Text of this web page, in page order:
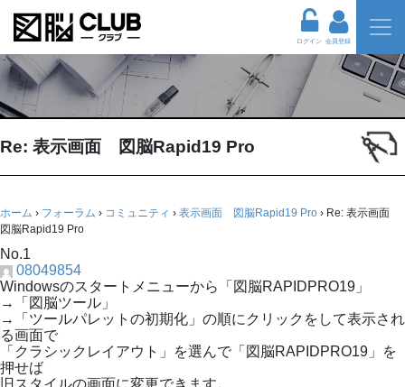
ログイン 会員登録
Re: 表示画面 図脳Rapid19 Pro
ホーム › フォーラム › コミュニティ › 表示画面 図脳Rapid19 Pro › Re: 表示画面
図脳Rapid19 Pro
No.1
08049854
Windowsのスタートメニューから「図脳RAPIDPRO19」
→「図脳ツール」
→「ツールパレットの初期化」の順にクリックをして表示され
る画面で
「クラシックレイアウト」を選んで「図脳RAPIDPRO19」を
押せば
旧スタイルの画面に変更できます。